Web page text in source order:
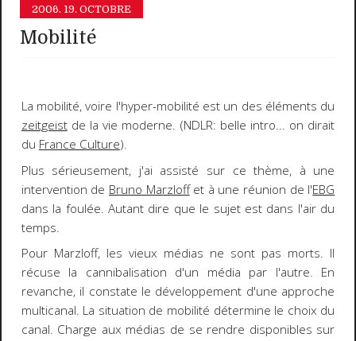
2006. 19. OCTOBRE
Mobilité
La mobilité, voire l'hyper-mobilité est un des éléments du
zeitgeistde la vie moderne. (NDLR: belle intro... on dirait
du France Culture).
Plus sérieusement, j'ai assisté sur ce thème, à une
intervention de Bruno Marzloffet à une réunion de l'EBG
dans la foulée. Autant dire que le sujet est dans l'air du
temps.
Pour Marzloff, les vieux médias ne sont pas morts. Il
récuse la cannibalisation d'un média par l'autre. En
revanche, il constate le développement d'une approche
multicanal. La situation de mobilité détermine le choix du
canal. Charge aux médias de se rendre disponibles sur